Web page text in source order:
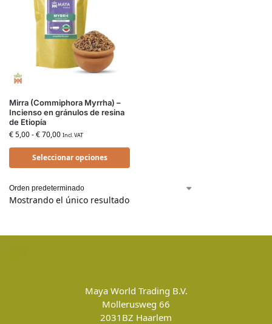
Mirra (Commiphora Myrrha) –
Incienso en gránulos de resina
de Etiopía
€5,00-€70,00 Incl. VAT
Seleccionar opciones
Mostrando el único resultado
Maya World Trading B.V.
Mollerusweg 66
2031BZ Haarlem